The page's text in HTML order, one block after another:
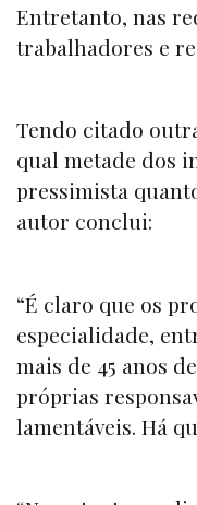
Entretanto, nas
trabalhadores e
Tendo citado
qual metade dos
pressimista
autor conclui:
“É claro que os
especialidade,
mais de 45 anos
próprias
lamentáveis. Há